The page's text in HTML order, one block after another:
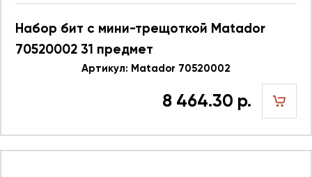
Набор бит с мини-трещоткой Matador
70520002 31 предмет
Артикул: Matador 70520002
8 464.30 р.